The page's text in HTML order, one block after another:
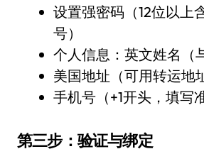
设置强密码（12位以上
号）
个人信息：英文姓名（
美国地址（可用转运地
手机号（+1开头，填写
第三步：验证与绑定